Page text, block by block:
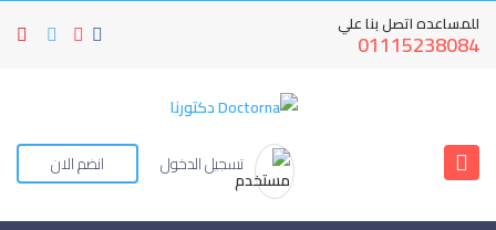
للمساعده اتصل بنا علي
01115238084
تسجيل الدخول انضم الان